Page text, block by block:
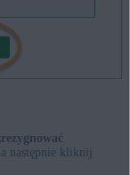
a następnie kliknij